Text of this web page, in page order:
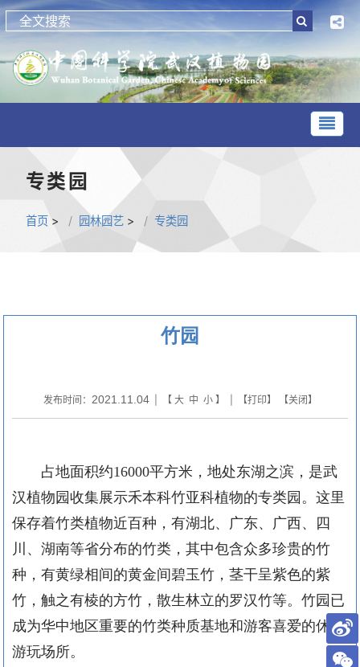
专类园
首页 > 园林园艺 > 专类园
竹园
发布时间： 2021.11.04| 【 大 中 小】 | 【打印】 【关闭】
占地面积约16000平方米，地处东湖之滨，是武
汉植物园收集展示禾本科竹亚科植物的专类园。这里
保存着竹类植物近百种，有湖北、广东、广西、四
川、湖南等省分布的竹类，其中包含众多珍贵的竹
种，有黄绿相间的黄金间碧玉竹，茎干呈紫色的紫
竹，触之有棱的方竹，散生林立的罗汉竹等。竹园已
成为华中地区重要的竹类种质基地和游客喜爱的休闲
游玩场所。